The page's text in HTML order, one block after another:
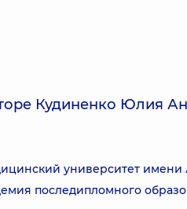
Кудиненко Юлия
университет имени
последипломного